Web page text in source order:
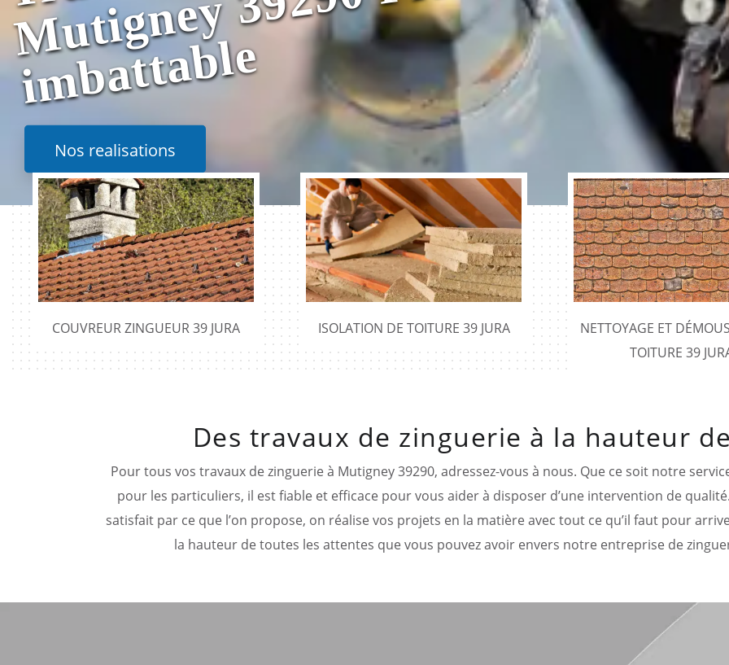
e
Nos realisations
COUVREUR ZINGUEUR 39 JURA ISOLATION DE TOITURE 39 JURA
NETTOYAGE ET
TOITURE 39
Des travaux de zinguerie à la hauteur
Pour tous vos travaux de zinguerie à Mutigney 39290, adressez-vous à nous. Que ce soit notre
pour les particuliers, il est fiable et efficace pour vous aider à disposer d’une intervention de
satisfait par ce que l’on propose, on réalise vos projets en la matière avec tout ce qu’il faut pour
la hauteur de toutes les attentes que vous pouvez avoir envers notre entreprise de